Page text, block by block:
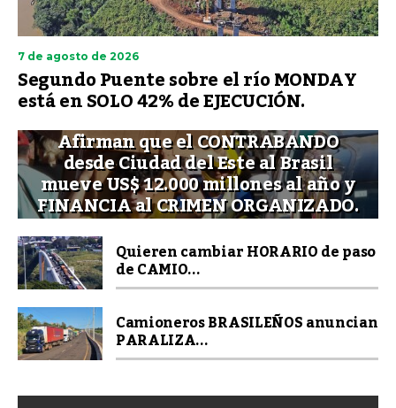
7 de agosto de 2026
Segundo Puente sobre el río MONDAY
está en SOLO 42% de EJECUCIÓN.
Afirman que el CONTRABANDO
desde Ciudad del Este al Brasil
mueve US$ 12.000 millones al año y
FINANCIA al CRIMEN ORGANIZADO.
Quieren cambiar HORARIO de paso
de CAMIO...
Camioneros BRASILEÑOS anuncian
PARALIZA...